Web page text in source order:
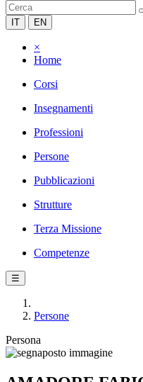
IT EN
×
Home
Corsi
Insegnamenti
Professioni
Persone
Pubblicazioni
Strutture
Terza Missione
Competenze
☰
Persone
Persona